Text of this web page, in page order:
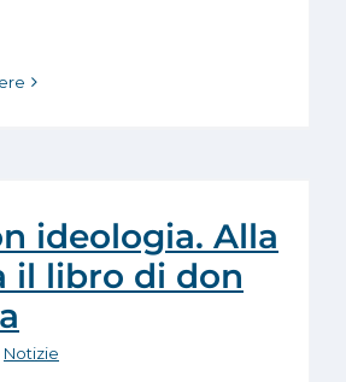
ideologia. Alla
il libro di don
Notizie